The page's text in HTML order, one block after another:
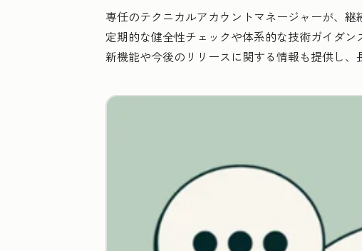
専任のテクニカルアカウントマネージャーが、継
定期的な健全性チェックや体系的な技術ガイダ
新機能や今後のリリースに関する情報も提供し、